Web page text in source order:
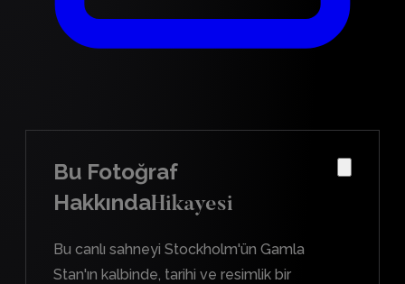
Bu Fotoğraf
HakkındaHikayesi
Bu canlı sahneyi Stockholm'ün Gamla
Stan'ın kalbinde, tarihi ve resimlik bir